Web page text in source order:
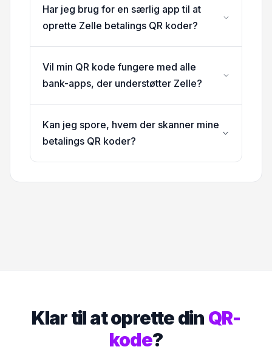
Har jeg brug for en særlig app til at
oprette Zelle betalings QR koder?
Vil min QR kode fungere med alle
bank-apps, der understøtter Zelle?
Kan jeg spore, hvem der skanner mine
betalings QR koder?
Klar til at oprette din QR-
kode?